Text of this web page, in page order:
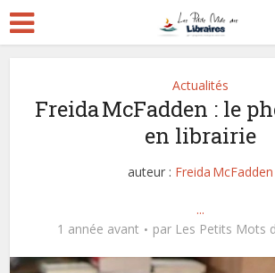
Actualités
Freida McFadden : le
en librairie
auteur : Freida McFadden
...
1 année avant
par Les Petits Mots